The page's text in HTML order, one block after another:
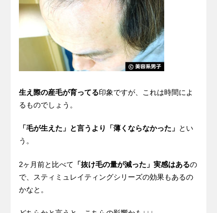
生え際の産毛が育ってる印象ですが、これは時間によ
るものでしょう。
「毛が生えた」と言うより「薄くならなかった」 とい
う。
2ヶ月前と比べて 「抜け毛の量が減った」実感はあるの
で、スティミュレイティングシリーズの効果もあるの
かなと。